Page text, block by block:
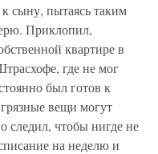
сыну, пытаясь таким
Приклопил,
квартире в
где не мог
был готов к
вещи могут
следил, чтобы нигде не
на неделю и